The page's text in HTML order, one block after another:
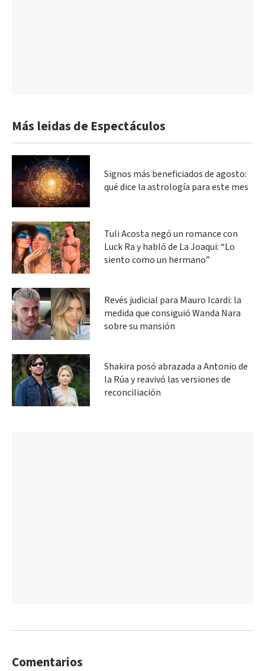
Más leidas de Espectáculos
Signos más beneficiados de agosto:
qué dice la astrología para este mes
Tuli Acosta negó un romance con
Luck Ra y habló de La Joaqui: “Lo
siento como un hermano”
Revés judicial para Mauro Icardi: la
medida que consiguió Wanda Nara
sobre su mansión
Shakira posó abrazada a Antonio de
la Rúa y reavivó las versiones de
reconciliación
Comentarios